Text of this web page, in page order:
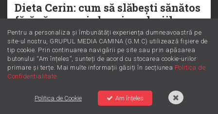
Dieta Cerin: cum să slăbești sănătos
fără să numeri obsesiv caloriile
Pentru a personaliza și îmbunătăți experiența dumneavoastră pe
site-ul nostru, GRUPUL MEDIA CAMINA (G.M.C) utilizează fișiere de
tip cookie. Prin continuarea navigării pe site sau prin apăsarea
butonului “Am înțeles”, sunteți de acord cu stocarea cookie-urilor
primare și terțe. Mai multe informații găsiți în secțiunea Politica de
Confidentialitate
Politica de Cookie Am înțeles